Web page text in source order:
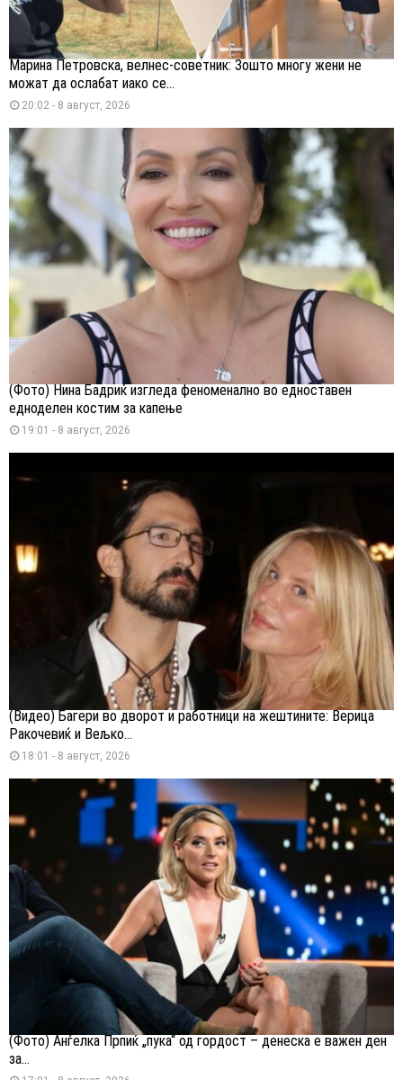
Марина Петровска, велнес-советник: Зошто многу жени не
можат да ослабат иако се...
20:02 - 8 август, 2026
(Фото) Нина Бадриќ изгледа феноменално во едноставен
едноделен костим за капење
19:01 - 8 август, 2026
(Видео) Багери во дворот и работници на жештините: Верица
Ракочевиќ и Вељко...
18:01 - 8 август, 2026
(Фото) Анѓелка Прпиќ „пука“ од гордост – денеска е важен ден
за...